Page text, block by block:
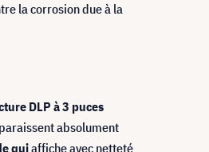
la corrosion due à la
DLP à 3 puces
absolument
quiaffiche avec netteté